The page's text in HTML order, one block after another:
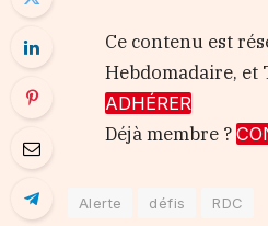
Ce contenu est
Hebdomadaire, et
ADHÉRER
Déjà membre ?
Alerte défis RDC